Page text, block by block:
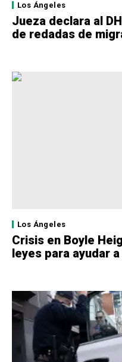
Los Ángeles
Jueza declara al
de redadas de
Los Ángeles
Crisis en Boyle
leyes para ayudar